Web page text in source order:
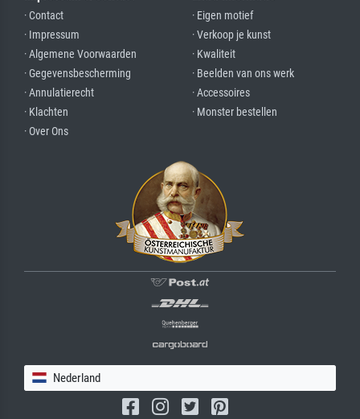
· Contact
· Impressum
· Algemene Voorwaarden
· Gegevensbescherming
· Annulatierecht
· Klachten
· Over Ons
· Eigen motief
· Verkoop je kunst
· Kwaliteit
· Beelden van ons werk
· Accessoires
· Monster bestellen
Nederland